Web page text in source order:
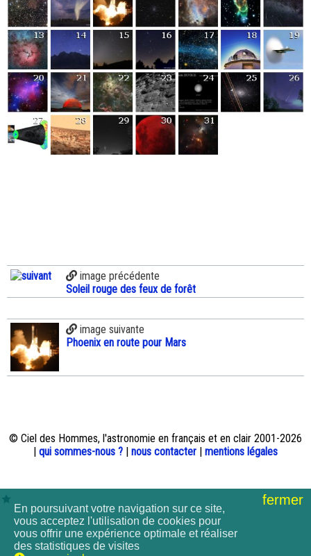
image précédente
Soleil rouge des feux de forêt
image suivante
Phoenix en route pour Mars
© Ciel des Hommes, l'astronomie en français et en clair 2001-2026
qui sommes-nous ? nous contacter mentions légales
fermer
En poursuivant votre navigation sur ce site,
vous acceptez l'utilisation de cookies pour
vous offrir une expérience optimale et réaliser
des statistiques de visites